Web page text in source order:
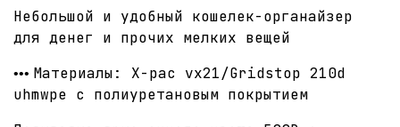
Небольшой и удобный кошелек-органайзер
для денег и прочих мелких вещей
••• Материалы: X-pac vx21/Gridstop 210d
uhmwpe с полиуретановым покрытием